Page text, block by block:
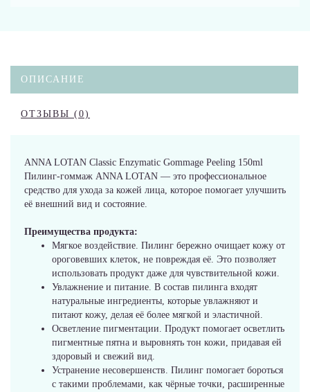
ОПИСАНИЕ
ОТЗЫВЫ (0)
ANNA LOTAN Classic Enzymatic Gommage Peeling 150ml
Пилинг-гоммаж ANNA LOTAN — это профессиональное
средство для ухода за кожей лица, которое помогает улучшить
её внешний вид и состояние.
Преимущества продукта:
Мягкое воздействие. Пилинг бережно очищает кожу от
ороговевших клеток, не повреждая её. Это позволяет
использовать продукт даже для чувствительной кожи.
Увлажнение и питание. В состав пилинга входят
натуральные ингредиенты, которые увлажняют и
питают кожу, делая её более мягкой и эластичной.
Осветление пигментации. Продукт помогает осветлить
пигментные пятна и выровнять тон кожи, придавая ей
здоровый и свежий вид.
Устранение несовершенств. Пилинг помогает бороться
с такими проблемами, как чёрные точки, расширенные